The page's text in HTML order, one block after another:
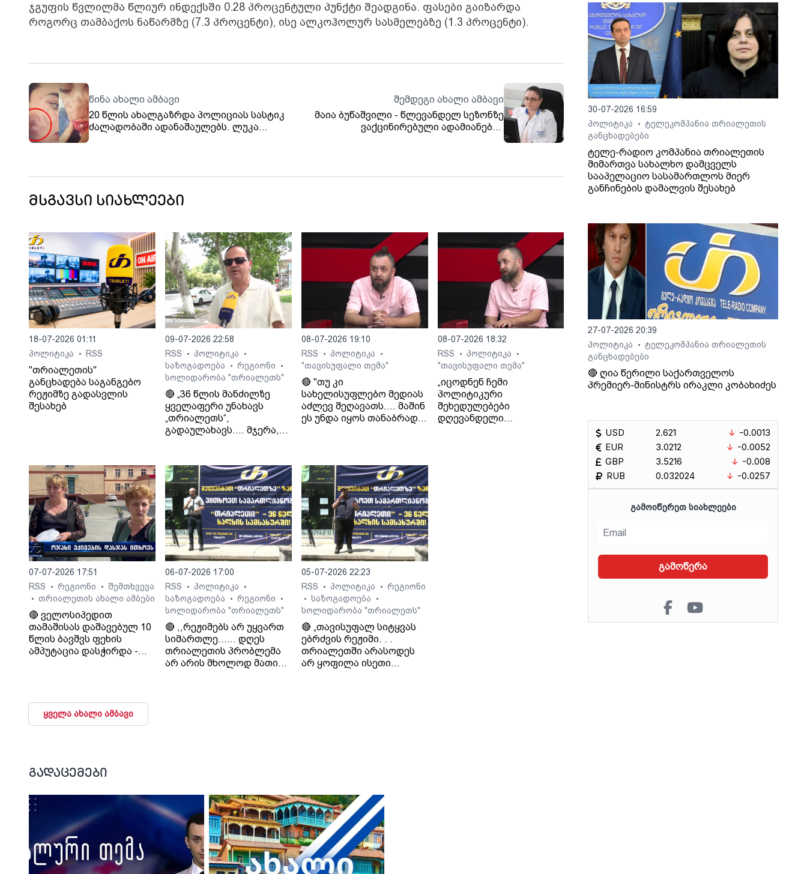
ჯგუფის წვლილმა წლიურ ინდექსში 0.28 პროცენტული პუნქტი შეადგინა. ფასები გაიზარდა
როგორც თამბაქოს ნაწარმზე (7.3 პროცენტი), ისე ალკოჰოლურ სასმელებზე (1.3 პროცენტი).
წინა ახალი ამბავი
20 წლის ახალგაზრდა პოლიციას სასტიკ
ძალადობაში ადანაშაულებს. ლუკა
პოლიციის განყოფილებაში გაუსწორდა.
კლინიკაში რჩება, მას ტვინის შერყევა
შემდეგი ახალი ამბავი
მაია ბუწაშვილი - წლევანდელ სეზონზე
ვაქცინირებული ადამიანებიც
ინტენსიურად ინფიცირდებიან, თუმცა
მსგავსი სიახლეები
18-07-2026 01:11
პოლიტიკა
• RSS
"თრიალეთის"
განცხადება საგანგებო
რეჟიმზე გადასვლის
შესახებ
09-07-2026 22:58
RSS
• პოლიტიკა •
საზოგადოება • რეგიონი •
სოლიდარობა "თრიალეთს"
🔴 „36 წლის მანძილზე
ყველაფერი უნახავს
„თრიალეთს“,
გადაულახავს.... მჯერა,
დათმობაზე წავა
ხელისუფლება და ის
ელემენტარული
მოთხოვნა რასაც
თრიალეთი ითხოვს
დააკმაყოფილებს.“. - გია
სურმანიძე. ტვ 25-ის
დამფუძნებელი.
08-07-2026 19:10
RSS
• პოლიტიკა •
"თავისუფალი თემა"
🔴 "თუ კი
სახელისუფლებო მედიას
აძლევ შეღავათს.... მაშინ
ეს უნდა იყოს თანაბრად
08-07-2026 18:32
RSS
• პოლიტიკა •
"თავისუფალი თემა"
„იცოდნენ ჩემი
პოლიტიკური
შეხედულებები
დღევანდელი
07-07-2026 17:51
RSS
• რეგიონი • შემთხვევა
• თრიალეთის ახალი ამბები
🔴 ველოსიპედით
თამაშისას დაშავებულ 10
წლის ბავშვს ფეხის
ამპუტაცია დასჭირდა -
06-07-2026 17:00
RSS
• პოლიტიკა •
საზოგადოება • რეგიონი •
სოლიდარობა "თრიალეთს"
🔴 ,,რეჟიმებს არ უყვართ
სიმართლე...... დღეს
თრიალეთის პრობლემა
არ არის მხოლოდ მათი
05-07-2026 22:23
RSS
• პოლიტიკა • რეგიონი
• საზოგადოება •
სოლიდარობა "თრიალეთს"
🔴 „თავისუფალ სიტყვას
ებრძვის რეჟიმი. . .
თრიალეთში არასოდეს
არ ყოფილა ისეთი
ყველა ახალი ამბავი
გადაცემები
30-07-2026 16:59
პოლიტიკა
•
ტელეკომპანია თრიალეთის
განცხადებები
ტელე-რადიო კომპანია თრიალეთის
მიმართვა სახალხო დამცველს
სააპელაციო სასამართლოს მიერ
განჩინების დამალვის შესახებ
27-07-2026 20:39
პოლიტიკა
•
ტელეკომპანია თრიალეთის
განცხადებები
🔴 ღია წერილი საქართველოს
პრემიერ-მინისტრს ირაკლი კობახიძეს
USD
EUR
GBP
RUB
2.621
3.0212
3.5216
0.032024
-0.0013
-0.0052
-0.008
-0.0257
ᲒᲐᲛᲝᲘᲬᲔᲠᲔᲗ ᲡᲘᲐᲮᲚᲔᲔᲑᲘ
გამოწერა